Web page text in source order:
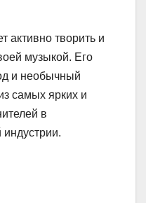
активно творить и
музыкой. Его
и необычный
самых ярких и
в
индустрии.